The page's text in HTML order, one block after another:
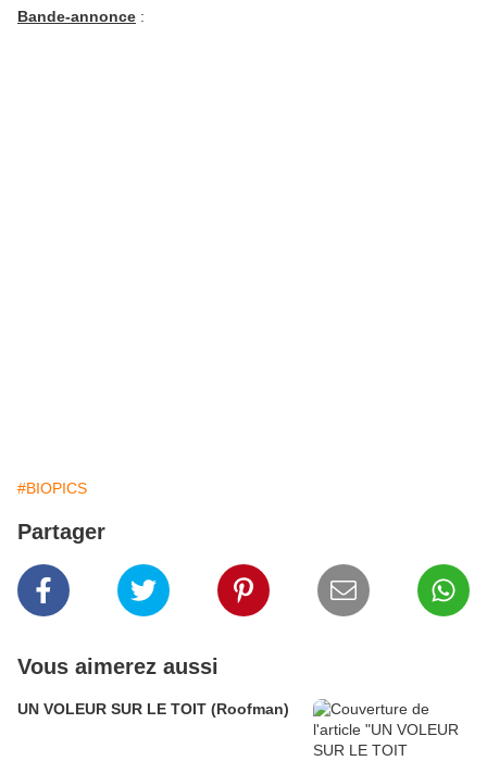
Bande-annonce :
#BIOPICS
Partager
Vous aimerez aussi
UN VOLEUR SUR LE TOIT (Roofman)